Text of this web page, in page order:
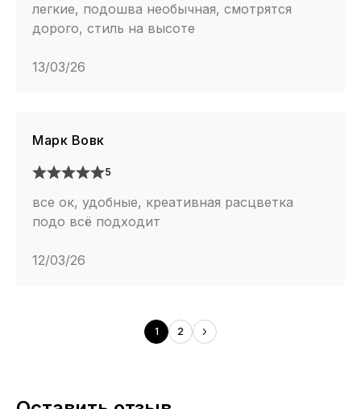
легкие, подошва необычная, смотрятся
дорого, стиль на высоте
13/03/26
Марк Вовк
5
все ок, удобные, креативная расцветка
подо всё подходит
12/03/26
1 2